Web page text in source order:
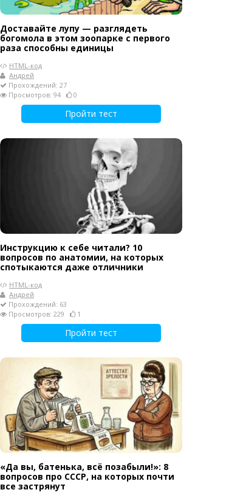
Доставайте лупу — разглядеть
богомола в этом зоопарке с первого
раза способны единицы
HTML-код
Андрей
Прохождений: 27
Просмотров: 94
0
Пройти тест
Инструкцию к себе читали? 10
вопросов по анатомии, на которых
спотыкаются даже отличники
HTML-код
Андрей
Прохождений: 63
Просмотров: 229
1
Пройти тест
«Да вы, батенька, всё позабыли!»: 8
вопросов про СССР, на которых почти
все застрянут